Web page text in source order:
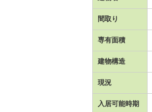
間取り
専有面積
建物構造
現況
入居可能時期